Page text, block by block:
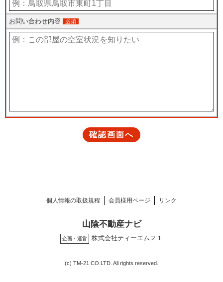
個人情報の取扱規程 会員様用ページ リンク
山陰不動産ナビ
企画・運営 株式会社ティーエム２１
(c) TM-21 CO.LTD. All rights reserved.